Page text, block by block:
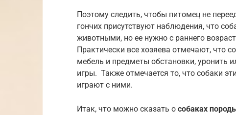
Поэтому следить, чтобы питомец не
гончих присутствуют наблюдения, что
животными, но ее нужно с раннего
Практически все хозяева отмечают, что
мебель и предметы обстановки, уронить
игры. Также отмечается то, что собаки
играют с ними.
Итак, что можно сказать о собаках